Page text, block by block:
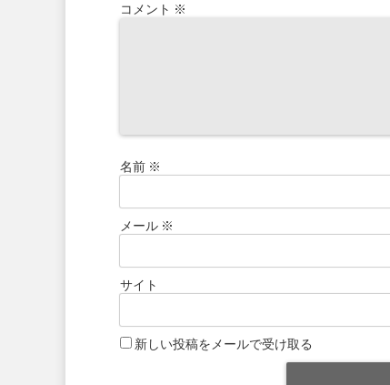
コメント ※
名前 ※
メール ※
サイト
新しい投稿をメールで受け取る